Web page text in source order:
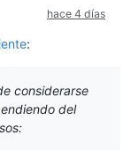
hace 4 días
:
considerarse
del